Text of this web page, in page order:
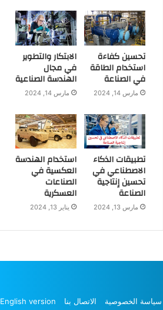
تحسين كفاءة
استخدام الطاقة
في الصناعة
مارس 14, 2024
الابتكار والتطوير
في مجال
الهندسة الصناعية
مارس 14, 2024
تطبيقات الذكاء
الاصطناعي في
تحسين إنتاجية
الصناعة
مارس 13, 2024
استخدام الهندسة
العكسية في
الصناعات
العسكرية
يناير 13, 2024
سياسة الخصوصية الاتصال بنا English version